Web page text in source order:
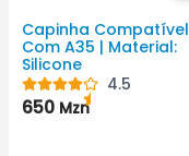
Capinha Compatível
Com A35 | Material:
Silicone
4.5
650 Mzn